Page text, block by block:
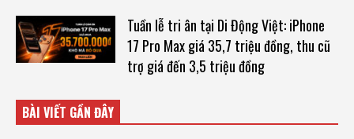
Tuần lễ tri ân tại Di Động Việt: iPhone
17 Pro Max giá 35,7 triệu đồng, thu cũ
trợ giá đến 3,5 triệu đồng
BÀI VIẾT GẦN ĐÂY